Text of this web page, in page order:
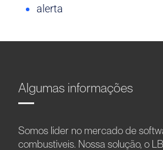
alerta
Algumas informações
Somos líder no mercado de
combustíveis. Nossa solução, o